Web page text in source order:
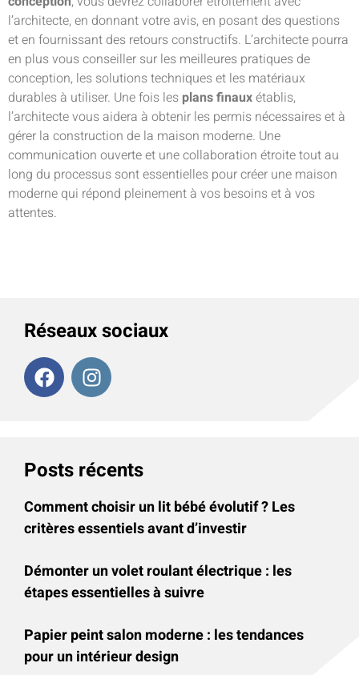
l’architecte, en donnant votre avis, en posant des questions
et en fournissant des retours constructifs. L’architecte pourra
en plus vous conseiller sur les meilleures pratiques de
conception, les solutions techniques et les matériaux
durables à utiliser. Une fois les plans finauxétablis,
l’architecte vous aidera à obtenir les permis nécessaires et à
gérer la construction de la maison moderne. Une
communication ouverte et une collaboration étroite tout au
long du processus sont essentielles pour créer une maison
moderne qui répond pleinement à vos besoins et à vos
attentes.
Réseaux sociaux
Posts récents
Comment choisir un lit bébé évolutif ? Les
critères essentiels avant d’investir
Démonter un volet roulant électrique : les
étapes essentielles à suivre
Papier peint salon moderne : les tendances
pour un intérieur design